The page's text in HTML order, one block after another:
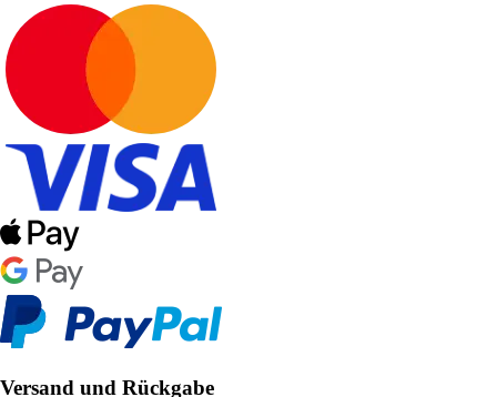
Versand und Rückgabe